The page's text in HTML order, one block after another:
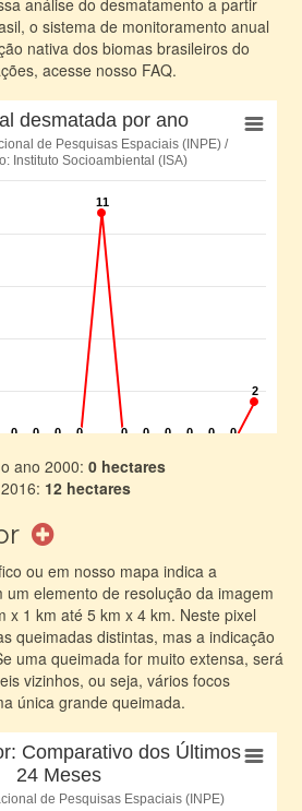
análise do desmatamento a partir
o sistema de monitoramento anual
nativa dos biomas brasileiros do
acesse nosso FAQ.
ano 2000: 0 hectares
12 hectares
ou em nosso mapa indica a
elemento de resolução da imagem
x 1 km até 5 km x 4 km. Neste pixel
queimadas distintas, mas a indicação
uma queimada for muito extensa, será
vizinhos, ou seja, vários focos
única grande queimada.